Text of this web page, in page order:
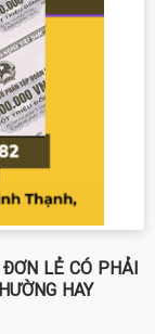
LẺ CÓ PHẢI
HAY